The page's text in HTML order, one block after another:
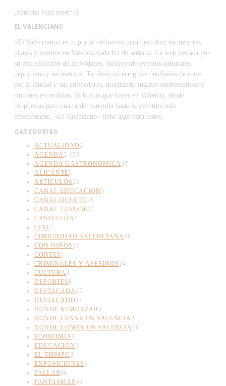
[youtube-feed feed=1]
EL VALENCIANO
«El Valenciano» es tu portal definitivo para descubrir los mejores
planes y eventos en Valencia cada fin de semana. La web destaca por
su rica selección de actividades, incluyendo eventos culturales,
deportivos y recreativos. También ofrece guías detalladas de rutas
por la ciudad y sus alrededores, mostrando lugares emblemáticos y
rincones escondidos. Si buscas qué hacer en Valencia, desde
propuestas para una tarde tranquila hasta la aventura más
emocionante, «El Valenciano» tiene algo para todos.
CATEGORIES
ACTUALIDAD 2
AGENDA 2.159
AGENDA GASTRONÓMICA 37
ALICANTE2
ARTÍCULOS 26
CANAL EDUCACIÓN 3
CANAL OCULTO 78
CANAL TURISMO 1
CASTELLÓN 1
CINE1
COMUNIDAD VALENCIANA 36
CON NIÑOS 11
CONTES 1
CRIMINALES Y ASESINOS 24
CULTURA 3
DEPORTES8
DESTACADA 27
DESTACADO 11
DONDE ALMORZAR6
DONDE CENAR EN VALENCIA 2
DONDE COMER EN VALENCIA 10
ECONOMÍA9
EDUCACIÓN 5
EL TIEMPO 2
EXPOSICIONES 1
FALLAS84
FANTASMAS 10